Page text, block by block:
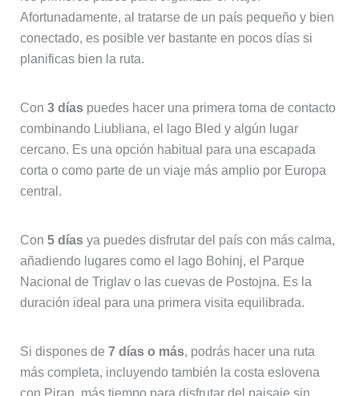
Afortunadamente, al tratarse de un país pequeño y bien
conectado, es posible ver bastante en pocos días si
planificas bien la ruta.
Con 3 díaspuedes hacer una primera toma de contacto
combinando Liubliana, el lago Bled y algún lugar
cercano. Es una opción habitual para una escapada
corta o como parte de un viaje más amplio por Europa
central.
Con 5 díasya puedes disfrutar del país con más calma,
añadiendo lugares como el lago Bohinj, el Parque
Nacional de Triglav o las cuevas de Postojna. Es la
duración ideal para una primera visita equilibrada.
Si dispones de 7 días o más, podrás hacer una ruta
más completa, incluyendo también la costa eslovena
con Piran, más tiempo para disfrutar del paisaje sin